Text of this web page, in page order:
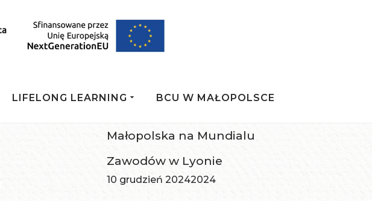
LIFELONG LEARNING BCU W MAŁOPOLSCE
Małopolska na Mundialu
Zawodów w Lyonie
10 grudzień 20242024